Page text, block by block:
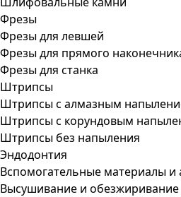
Фрезы
Фрезы для левшей
Фрезы для прямого
Фрезы для станка
Штрипсы
Штрипсы c алмазным
Штрипсы c корундовым
Штрипсы без напыления
Эндодонтия
Вспомогательные материалы и
Высушивание и обезжиривание